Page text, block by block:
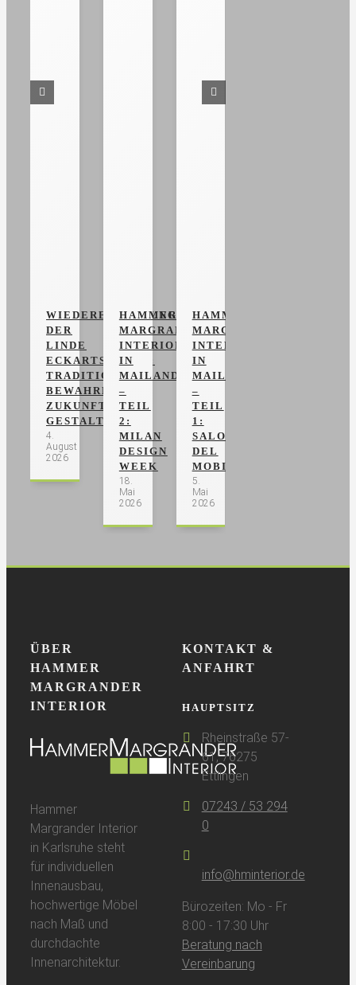
WIEDERERÖFFNUNG
DER
LINDE
ECKARTSWEIER:
TRADITION
BEWAHREN,
ZUKUNFT
GESTALTEN
4.
August
2026
HAMMER
MARGRANDER
INTERIOR
IN
MAILAND
–
TEIL
2:
MILAN
DESIGN
WEEK
18.
Mai
2026
HAMMER
MARGRANDER
INTERIOR
IN
MAILAND
–
TEIL
1:
SALONE
DEL
MOBILE
5.
Mai
2026
ÜBER
HAMMER
MARGRANDER
INTERIOR
Hammer
Margrander Interior
in Karlsruhe steht
für individuellen
Innenausbau,
hochwertige Möbel
nach Maß und
durchdachte
Innenarchitektur.
KONTAKT &
ANFAHRT
HAUPTSITZ
Rheinstraße 57-
61, 76275
Ettlingen
07243 / 53 294
0
info@hminterior.de
Bürozeiten: Mo - Fr
8:00 - 17:30 Uhr
Beratung nach
Vereinbarung